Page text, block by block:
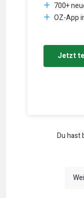
700+
OZ-App
Jetzt
Du hast